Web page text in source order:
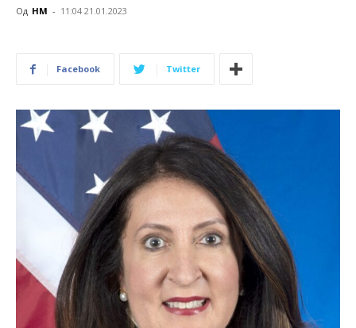
Од НМ - 11:04 21.01.2023
Facebook Twitter